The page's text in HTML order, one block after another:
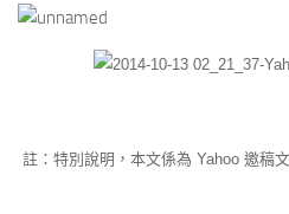
註：特別說明，本文係為 Yahoo 邀稿文